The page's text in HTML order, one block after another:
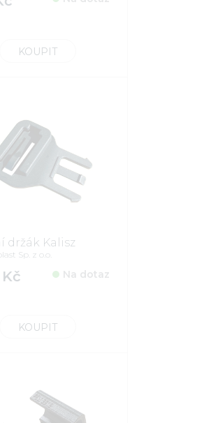
KOUPIT
držák Kalisz
Sp. z o.o.
Na dotaz
KOUPIT